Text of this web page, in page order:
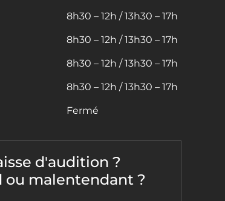
8h30 – 12h / 13h30 – 17h
8h30 – 12h / 13h30 – 17h
8h30 – 12h / 13h30 – 17h
8h30 – 12h / 13h30 – 17h
Fermé
d'audition ?
ou malentendant ?